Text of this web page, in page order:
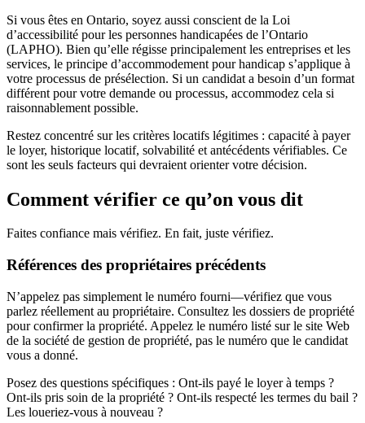
Si vous êtes en Ontario, soyez aussi conscient de la Loi
d’accessibilité pour les personnes handicapées de l’Ontario
(LAPHO). Bien qu’elle régisse principalement les entreprises et les
services, le principe d’accommodement pour handicap s’applique à
votre processus de présélection. Si un candidat a besoin d’un format
différent pour votre demande ou processus, accommodez cela si
raisonnablement possible.
Restez concentré sur les critères locatifs légitimes : capacité à payer
le loyer, historique locatif, solvabilité et antécédents vérifiables. Ce
sont les seuls facteurs qui devraient orienter votre décision.
Comment vérifier ce qu’on vous dit
Faites confiance mais vérifiez. En fait, juste vérifiez.
Références des propriétaires précédents
N’appelez pas simplement le numéro fourni—vérifiez que vous
parlez réellement au propriétaire. Consultez les dossiers de propriété
pour confirmer la propriété. Appelez le numéro listé sur le site Web
de la société de gestion de propriété, pas le numéro que le candidat
vous a donné.
Posez des questions spécifiques : Ont-ils payé le loyer à temps ?
Ont-ils pris soin de la propriété ? Ont-ils respecté les termes du bail ?
Les loueriez-vous à nouveau ?